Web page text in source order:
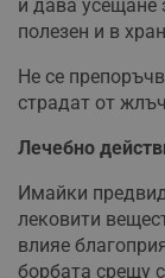
и дава усещане
полезен и в
Не се
страдат от
Лечебно
Имайки
лековити
влияе
борбата срещу